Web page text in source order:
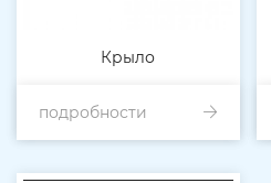
Крыло
подробности